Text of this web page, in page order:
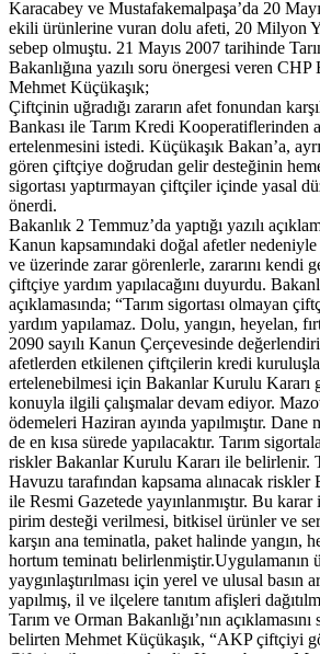
Karacabey ve Mustafakemalpaşa’da 20
ekili ürünlerine vuran dolu afeti, 20 Milyon
sebep olmuştu. 21 Mayıs 2007 tarihinde
Bakanlığına yazılı soru önergesi veren
Mehmet Küçükaşık;
Çiftçinin uğradığı zararın afet fonundan
Bankası ile Tarım Kredi Kooperatiflerinden
ertelenmesini istedi. Küçükaşık Bakan’a,
gören çiftçiye doğrudan gelir desteğinin
sigortası yaptırmayan çiftçiler içinde yasal
önerdi.
Bakanlık 2 Temmuz’da yaptığı yazılı
Kanun kapsamındaki doğal afetler nedeniyle
ve üzerinde zarar görenlerle, zararını kendi
çiftçiye yardım yapılacağını duyurdu.
açıklamasında; “Tarım sigortası olmayan
yardım yapılamaz. Dolu, yangın, heyelan,
2090 sayılı Kanun Çerçevesinde
afetlerden etkilenen çiftçilerin kredi
ertelenebilmesi için Bakanlar Kurulu Kararı
konuyla ilgili çalışmalar devam ediyor.
ödemeleri Haziran ayında yapılmıştır. Dane
de en kısa sürede yapılacaktır. Tarım
riskler Bakanlar Kurulu Kararı ile belirlenir.
Havuzu tarafından kapsama alınacak
ile Resmi Gazetede yayınlanmıştır. Bu
pirim desteği verilmesi, bitkisel ürünler ve
karşın ana teminatla, paket halinde yangın,
hortum teminatı belirlenmiştir.Uygulamanın
yaygınlaştırılması için yerel ve ulusal basın
yapılmış, il ve ilçelere tanıtım afişleri
Tarım ve Orman Bakanlığı’nın
belirten Mehmet Küçükaşık, “AKP çiftçiyi